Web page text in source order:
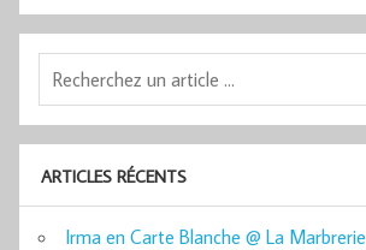
ARTICLES RÉCENTS
Irma en Carte Blanche @ La Marbrerie